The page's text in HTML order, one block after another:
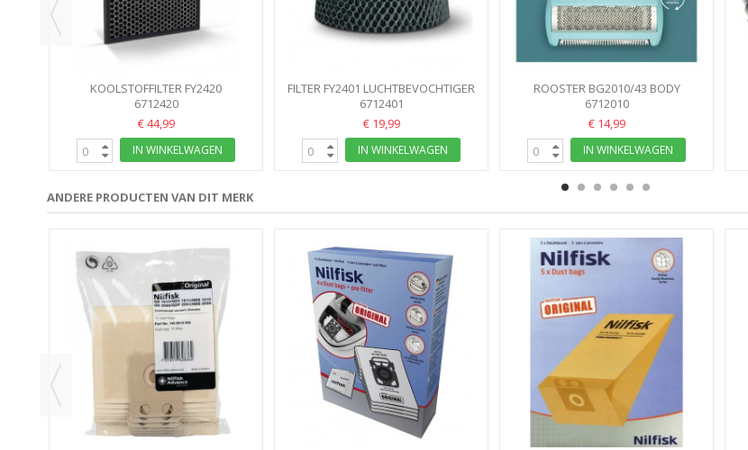
KOOLSTOFFILTER FY2420
LUCHTREINIGER PHILIPS AC2887
AC2882
6712420
€ 44,99
IN WINKELWAGEN
FILTER FY2401 LUCHTBEVOCHTIGER
PHILIPS FILTERMAT HU4811...
6712401
€ 19,99
IN WINKELWAGEN
ROOSTER BG2010/43 BODY
GROOMER REPLACEMENT FOIL
6712010
€ 14,99
IN WINKELWAGEN
ANDERE PRODUCTEN VAN DIT MERK